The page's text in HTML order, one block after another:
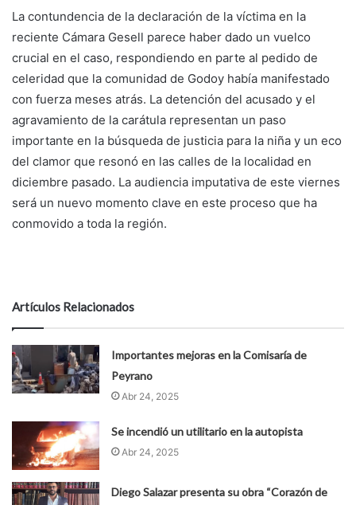
La contundencia de la declaración de la víctima en la
reciente Cámara Gesell parece haber dado un vuelco
crucial en el caso, respondiendo en parte al pedido de
celeridad que la comunidad de Godoy había manifestado
con fuerza meses atrás. La detención del acusado y el
agravamiento de la carátula representan un paso
importante en la búsqueda de justicia para la niña y un eco
del clamor que resonó en las calles de la localidad en
diciembre pasado. La audiencia imputativa de este viernes
será un nuevo momento clave en este proceso que ha
conmovido a toda la región.
Artículos Relacionados
Importantes mejoras en la Comisaría de
Peyrano
Abr 24, 2025
Se incendió un utilitario en la autopista
Abr 24, 2025
Diego Salazar presenta su obra “Corazón de